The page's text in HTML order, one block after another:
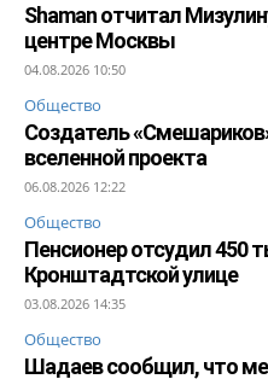
Shaman отчитал
центре Москвы
04.08.2026 10:50
Общество
Создатель
вселенной проекта
06.08.2026 12:22
Общество
Пенсионер отсудил 450
Кронштадтской улице
03.08.2026 14:35
Общество
Шадаев сообщил, что